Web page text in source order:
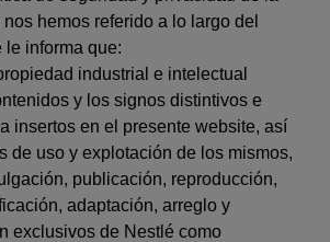
hemos referido a lo largo del
le informa que:
industrial e intelectual
y los signos distintivos e
insertos en el presente website, así
de uso y explotación de los mismos,
publicación, reproducción,
adaptación, arreglo y
exclusivos de Nestlé como